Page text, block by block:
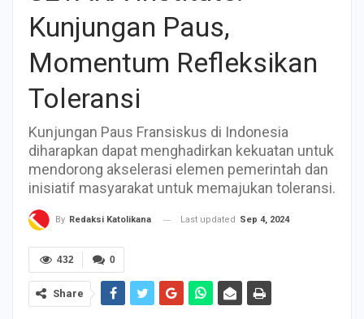
Kunjungan Paus,
Momentum Refleksikan
Toleransi
Kunjungan Paus Fransiskus di Indonesia
diharapkan dapat menghadirkan kekuatan untuk
mendorong akselerasi elemen pemerintah dan
inisiatif masyarakat untuk memajukan toleransi.
By Redaksi Katolikana Last updated Sep 4, 2024
0
432
Share